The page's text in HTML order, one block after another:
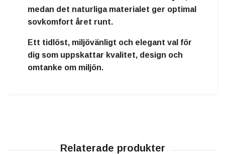
medan det naturliga materialet ger optimal
sovkomfort året runt.
Ett tidlöst, miljövänligt och elegant val för
dig som uppskattar kvalitet, design och
omtanke om miljön.